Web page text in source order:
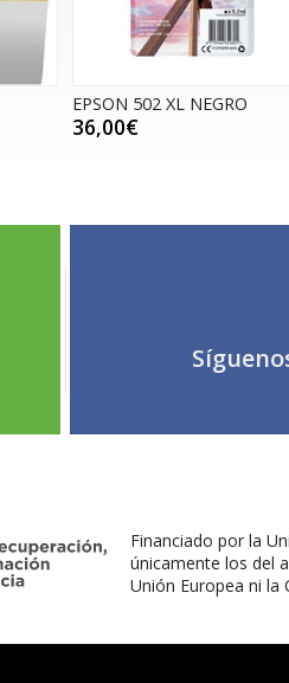
EPSON 502 XL NEGRO
36,00€
Financiado por la
únicamente los del
Unión Europea ni la